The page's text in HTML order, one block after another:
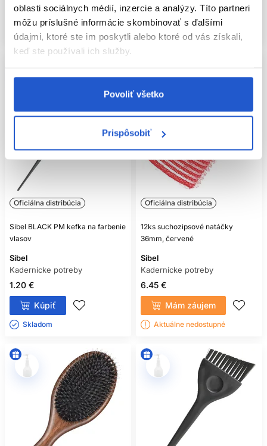
oblasti sociálnych médií, inzercie a analýzy. Títo partneri
môžu príslušné informácie skombinovať s ďalšími
údajmi, ktoré ste im poskytli alebo ktoré od vás získali,
keď ste používali ich služby.
Povoliť všetko
Prispôsobiť
Mám záujem Mám záujem
Oficiálna distribúcia
Sibel BLACK PM kefka na farbenie
vlasov
Sibel
Kadernícke potreby
1.20 €
Kúpiť
Skladom ㅤ
Oficiálna distribúcia
12ks suchozipsové natáčky
36mm, červené
Sibel
Kadernícke potreby
6.45 €
Mám záujem
Aktuálne nedostupné